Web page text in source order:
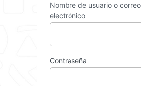
Nombre de usuario o correo
electrónico
Contraseña